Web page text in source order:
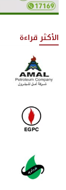
الأكثر قراءة